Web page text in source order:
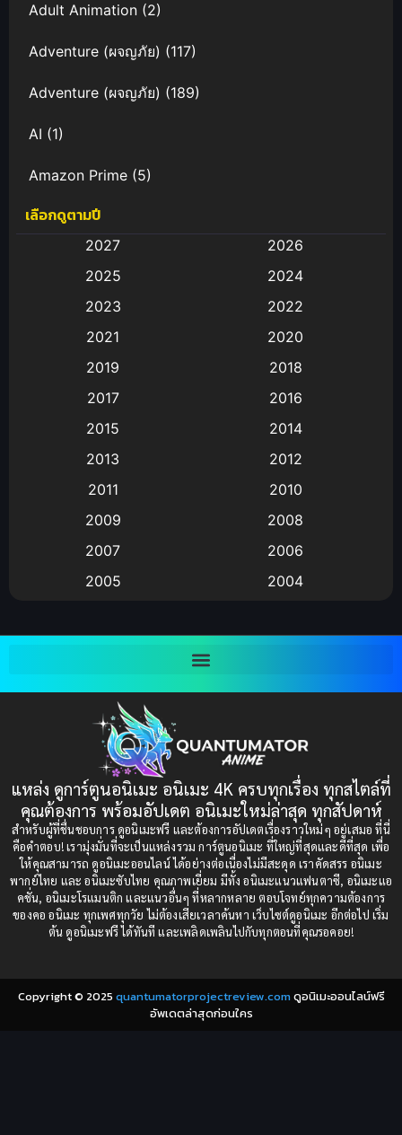
Adult Animation (2)
Adventure (ผจญภัย) (117)
Adventure (ผจญภัย) (189)
AI (1)
Amazon Prime (5)
Anal (ประตูหลัง)
Animation การ์ตูน
Animation อนิเมะ
Animation แอนิเมชัน
(9)
Big tits (นมใหญ่)
Bitch (ผู้หญิงร่าน)
Bondage (ทาส)(1)
(1)
Censored (เซ็นเซอร์)(19)
Comedy (ตลก)(235)
Comedy (ตลก)(85)
Comic Book การ์ตูน(1)
Coming-of-Age ก้าวผ่านวัย(6)
เลือกดูตามปี
2027
2026
2025
2024
2023
2022
2021
2020
2019
2018
2017
2016
2015
2014
2013
2012
2011
2010
2009
2008
2007
2006
2005
2004
1997
1993
1991
1989
1988
1987
1985
1984
1983
1982
1981
1980
1979
แหล่ง ดูการ์ตูนอนิเมะ อนิเมะ 4K ครบทุกเรื่อง ทุกสไตล์ที่
คุณต้องการ พร้อมอัปเดต อนิเมะใหม่ล่าสุด ทุกสัปดาห์
สำหรับผู้ที่ชื่นชอบการ ดูอนิเมะฟรี และต้องการอัปเดตเรื่องราวใหม่ๆ อยู่เสมอ ที่นี่
คือคำตอบ! เรามุ่งมั่นที่จะเป็นแหล่งรวม การ์ตูนอนิเมะ ที่ใหญ่ที่สุดและดีที่สุด เพื่อ
ให้คุณสามารถ ดูอนิเมะออนไลน์ ได้อย่างต่อเนื่องไม่มีสะดุด เราคัดสรร อนิเมะ
พากย์ไทย และ อนิเมะซับไทย คุณภาพเยี่ยม มีทั้ง อนิเมะแนวแฟนตาซี, อนิเมะแอ
คชั่น, อนิเมะโรแมนติก และแนวอื่นๆ ที่หลากหลาย ตอบโจทย์ทุกความต้องการ
ของคอ อนิเมะ ทุกเพศทุกวัย ไม่ต้องเสียเวลาค้นหา เว็บไซต์ดูอนิเมะ อีกต่อไป เริ่ม
ต้น ดูอนิเมะฟรี ได้ทันที และเพลิดเพลินไปกับทุกตอนที่คุณรอคอย!
Copyright © 2025 quantumatorprojectreview.comดูอนิเมะออนไลน์ฟรี
อัพเดตล่าสุดก่อนใคร